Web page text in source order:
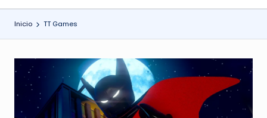
a
g
a
N
Inicio TT Games